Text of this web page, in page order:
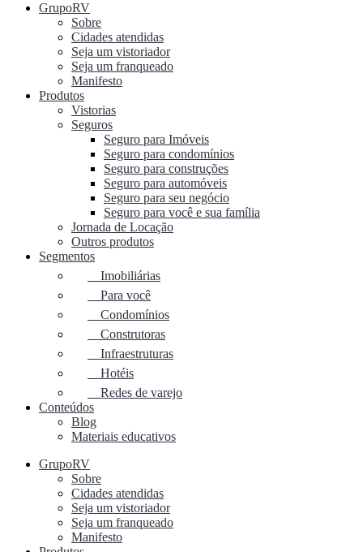
GrupoRV
Sobre
Cidades atendidas
Seja um vistoriador
Seja um franqueado
Manifesto
Produtos
Vistorias
Seguros
Seguro para Imóveis
Seguro para condomínios
Seguro para construções
Seguro para automóveis
Seguro para seu negócio
Seguro para você e sua família
Jornada de Locação
Outros produtos
Segmentos
Imobiliárias
Para você
Condomínios
Construtoras
Infraestruturas
Hotéis
Redes de varejo
Conteúdos
Blog
Materiais educativos
GrupoRV
Sobre
Cidades atendidas
Seja um vistoriador
Seja um franqueado
Manifesto